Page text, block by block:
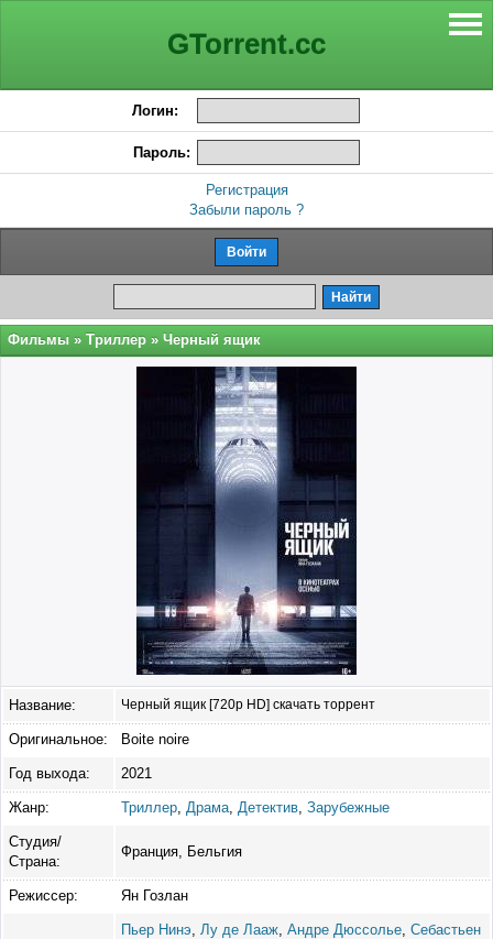
GTorrent.cc
Логин:
Пароль:
Регистрация
Забыли пароль ?
Фильмы » Триллер » Черный ящик
Название: Черный ящик [720p HD] скачать торрент
Оригинальное: Boite noire
Год выхода: 2021
Жанр: Триллер Драма Детектив Зарубежные
Студия/
Страна:
Франция, Бельгия
Режиссер: Ян Гозлан
Пьер Нинэ Лу де Лааж Андре Дюссолье Себастьен